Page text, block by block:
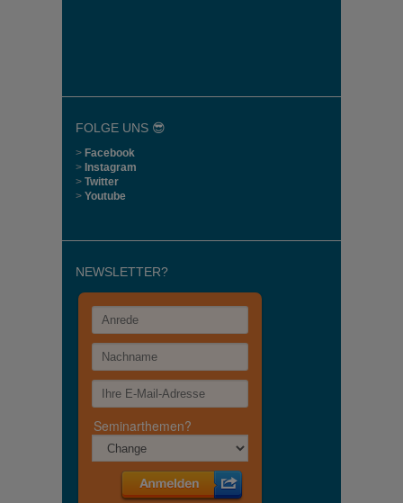
FOLGE UNS 😎
> Facebook
> Instagram
> Twitter
> Youtube
NEWSLETTER?